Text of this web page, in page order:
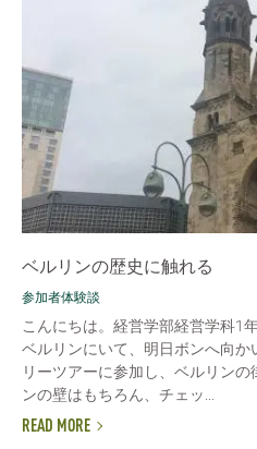
ベルリンの歴史に触れる
参加者体験談
こんにちは。経営学部経営学科1
ベルリンにいて、明日ボンへ向か
リーツアーに参加し、ベルリン
ンの壁はもちろん、チェッ...
READ MORE